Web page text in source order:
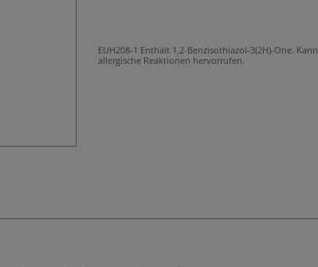
EUH208-1 Enthält 1,2-Benzisothiazol-3(2H)-One. Kann
allergische Reaktionen hervorrufen.